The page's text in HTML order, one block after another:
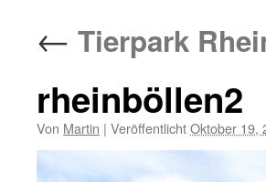
← Tierpark
rheinböllen2
Von Martin | VeröffentlichtOktober 19,